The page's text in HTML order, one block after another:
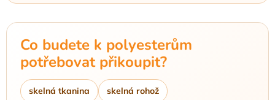
Co budete k polyesterům
potřebovat přikoupit?
skelná tkanina skelná rohož